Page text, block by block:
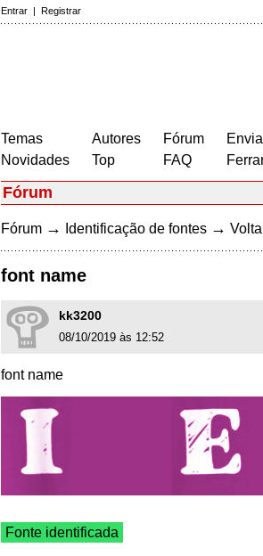
Entrar | Registrar
Temas
Novidades
Autores
Top
Fórum
FAQ
Fórum
Fórum → Identificação de fontes →
font name
kk3200
08/10/2019 às 12:52
font name
Fonte identificada